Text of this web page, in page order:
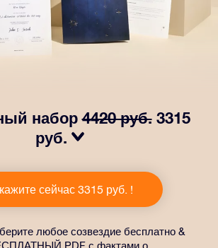
набор4420 руб. 3315
руб.
нашим подарочным набором OSR! В
входит красивый конверт и
документы, которые будут
и возможность бесплатно
сейчас 3315 руб. !
любое созвездие бесплатно &
PDF с фактами о